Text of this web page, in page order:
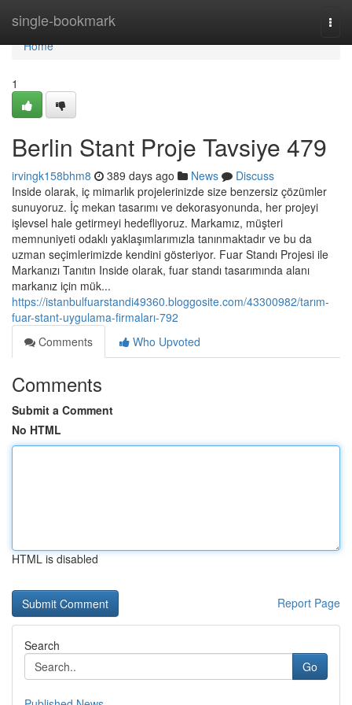
single-bookmark
Home
Home
1
Berlin Stant Proje Tavsiye 479
irvingk158bhm8 389 days ago News
Discuss
Inside olarak, iç mimarlık projelerinizde size benzersiz çözümler
sunuyoruz. İç mekan tasarımı ve dekorasyonunda, her projeyi
işlevsel hale getirmeyi hedefliyoruz. Markamız, müşteri
memnuniyeti odaklı yaklaşımlarımızla tanınmaktadır ve bu da
uzman seçimlerimizde kendini gösteriyor. Fuar Standı Projesi ile
Markanızı Tanıtın Inside olarak, fuar standı tasarımında alanı
markanız için mük...
https://istanbulfuarstandi49360.bloggosite.com/43300982/tarım-
fuar-stant-uygulama-firmaları-792
Comments
Who Upvoted
Comments
Submit a Comment
No HTML
HTML is disabled
Report Page
Search
Go